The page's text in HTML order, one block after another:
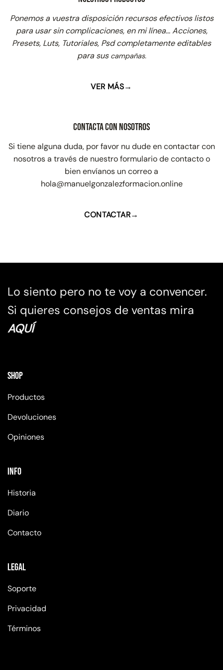
Ponemos a vuestra disposición recursos efectivos listos
para usar sin complicaciones, en mi línea… Acciones,
Presets, Luts, Tutoriales, Psd completamente editables
para sus campañas.
VER MÁS→
Contacta con Nosotros
Si tiene alguna duda, por favor nu dude en contactar con
nosotros a través de nuestro formulario de contacto o
bien envíanos un correo a
hola@manuelgonzalezformacion.online
CONTACTAR→
Lo siento pero no te voy a convencer.
Si quieres consejos de ventas mira
AQUÍ
Shop
Productos
Devoluciones
Opiniones
Info
Historia
Diario
Contacto
Legal
Soporte
Privacidad
Términos